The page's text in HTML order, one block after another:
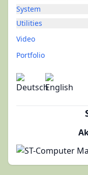
System
Utilities
Video
Portfolio